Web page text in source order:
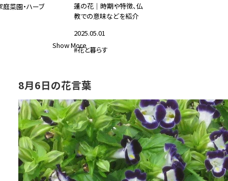
庭菜園・ハーブ
蓮の花｜時期や特徴、仏
教での意味などを紹介
2025.05.01
#花と暮らす
Show More
8月6日の花言葉